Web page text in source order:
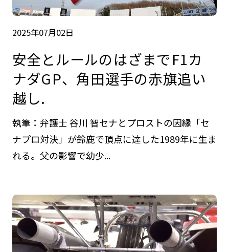
2025年07月02日
安全とルールのはざまで――F1カ
ナダGP、角田選手の赤旗追い
越し.
執筆：弁護士 谷川 智セナとプロストの因縁「セ
ナプロ対決」が鈴鹿で頂点に達した1989年に生ま
れる。父の影響で幼少...